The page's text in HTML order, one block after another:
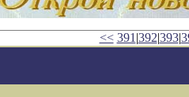
<< 391 |392|393|